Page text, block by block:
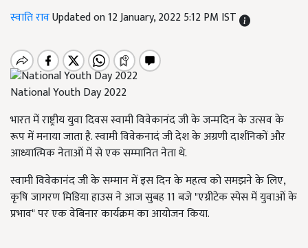
स्वाति रावUpdated on 12 January, 2022 5:12 PM IST
National Youth Day 2022
भारत में राष्ट्रीय युवा दिवस स्वामी विवेकानंद जी के जन्मदिन के उत्सव के
रूप में मनाया जाता है. स्वामी विवेकनादं जी देश के अग्रणी दार्शनिकों और
आध्यात्मिक नेताओं में से एक सम्मानित नेता थे.
स्वामी विवेकानंद जी के सम्मान में इस दिन के महत्व को समझने के लिए,
कृषि जागरण मिडिया हाउस ने आज सुबह 11 बजे "एग्रीटेक स्पेस में युवाओं के
प्रभाव" पर एक वेबिनार कार्यक्रम का आयोजन किया.